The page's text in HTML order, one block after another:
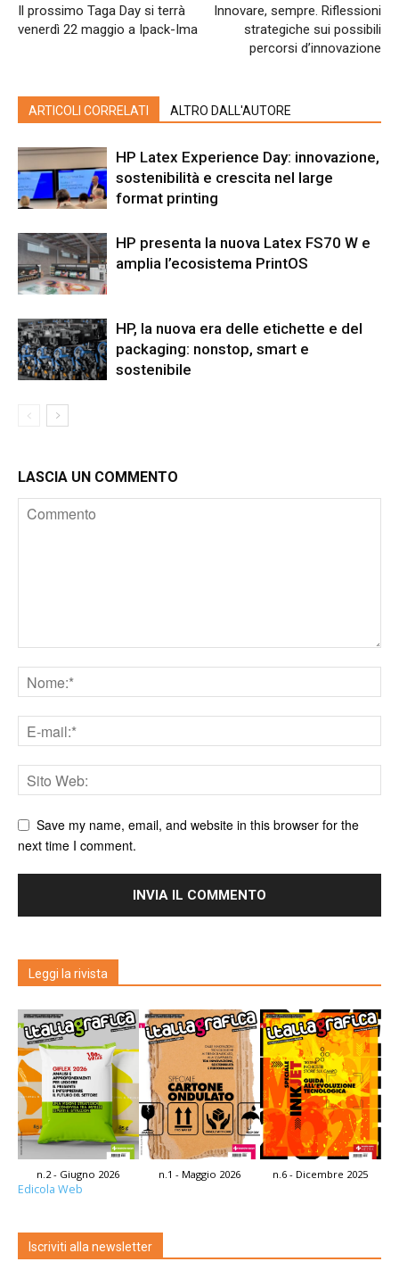
Il prossimo Taga Day si terrà
venerdì 22 maggio a Ipack-Ima
Innovare, sempre. Riflessioni
strategiche sui possibili
percorsi d’innovazione
ARTICOLI CORRELATI ALTRO DALL'AUTORE
HP Latex Experience Day: innovazione,
sostenibilità e crescita nel large
format printing
HP presenta la nuova Latex FS70 W e
amplia l’ecosistema PrintOS
HP, la nuova era delle etichette e del
packaging: nonstop, smart e
sostenibile
LASCIA UN COMMENTO
Save my name, email, and website in this browser for the
next time I comment.
Leggi la rivista
n.2 - Giugno 2026 n.1 - Maggio 2026 n.6 - Dicembre 2025
Edicola Web
Iscriviti alla newsletter